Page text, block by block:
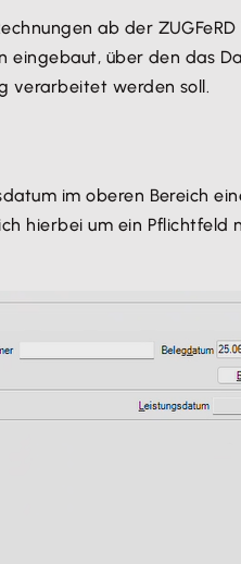
ab der
über den das
verarbeitet werden soll.
im oberen Bereich
hierbei um ein Pflichtfeld